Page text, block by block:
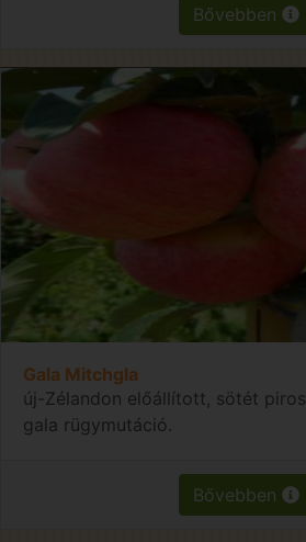
Bővebben
Gala Mitchgla
új-Zélandon előállított, sötét
gala rügymutáció.
Bővebben